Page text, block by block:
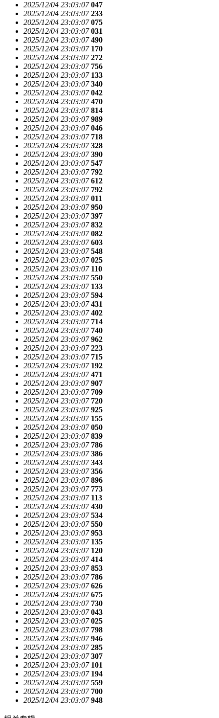
2025/12/04 23:03:07 047
2025/12/04 23:03:07 233
2025/12/04 23:03:07 075
2025/12/04 23:03:07 031
2025/12/04 23:03:07 490
2025/12/04 23:03:07 170
2025/12/04 23:03:07 272
2025/12/04 23:03:07 756
2025/12/04 23:03:07 133
2025/12/04 23:03:07 340
2025/12/04 23:03:07 042
2025/12/04 23:03:07 470
2025/12/04 23:03:07 814
2025/12/04 23:03:07 989
2025/12/04 23:03:07 046
2025/12/04 23:03:07 718
2025/12/04 23:03:07 328
2025/12/04 23:03:07 390
2025/12/04 23:03:07 547
2025/12/04 23:03:07 792
2025/12/04 23:03:07 612
2025/12/04 23:03:07 792
2025/12/04 23:03:07 011
2025/12/04 23:03:07 950
2025/12/04 23:03:07 397
2025/12/04 23:03:07 832
2025/12/04 23:03:07 082
2025/12/04 23:03:07 603
2025/12/04 23:03:07 548
2025/12/04 23:03:07 025
2025/12/04 23:03:07 110
2025/12/04 23:03:07 550
2025/12/04 23:03:07 133
2025/12/04 23:03:07 594
2025/12/04 23:03:07 431
2025/12/04 23:03:07 402
2025/12/04 23:03:07 714
2025/12/04 23:03:07 740
2025/12/04 23:03:07 962
2025/12/04 23:03:07 223
2025/12/04 23:03:07 715
2025/12/04 23:03:07 192
2025/12/04 23:03:07 471
2025/12/04 23:03:07 907
2025/12/04 23:03:07 709
2025/12/04 23:03:07 720
2025/12/04 23:03:07 925
2025/12/04 23:03:07 155
2025/12/04 23:03:07 050
2025/12/04 23:03:07 839
2025/12/04 23:03:07 786
2025/12/04 23:03:07 386
2025/12/04 23:03:07 343
2025/12/04 23:03:07 356
2025/12/04 23:03:07 896
2025/12/04 23:03:07 773
2025/12/04 23:03:07 113
2025/12/04 23:03:07 430
2025/12/04 23:03:07 534
2025/12/04 23:03:07 550
2025/12/04 23:03:07 953
2025/12/04 23:03:07 135
2025/12/04 23:03:07 120
2025/12/04 23:03:07 414
2025/12/04 23:03:07 853
2025/12/04 23:03:07 786
2025/12/04 23:03:07 626
2025/12/04 23:03:07 675
2025/12/04 23:03:07 730
2025/12/04 23:03:07 043
2025/12/04 23:03:07 025
2025/12/04 23:03:07 798
2025/12/04 23:03:07 946
2025/12/04 23:03:07 285
2025/12/04 23:03:07 307
2025/12/04 23:03:07 101
2025/12/04 23:03:07 194
2025/12/04 23:03:07 559
2025/12/04 23:03:07 700
2025/12/04 23:03:07 948